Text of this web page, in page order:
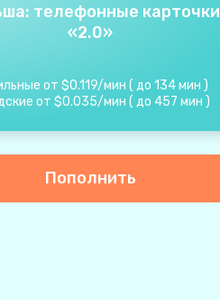
телефонные карточки
«2.0»
от $0.119/мин ( до 134мин )
от $0.035/мин ( до 457 мин )
Пополнить